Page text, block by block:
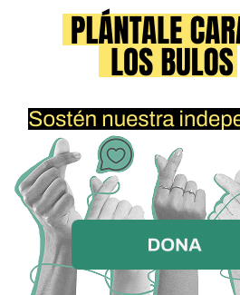
Sánchez llama y dice: “No pueden
aviones! ¡Nuestros aviones!
pilotos… valientes, increíbles
tienen que apagar los motores,
aquello para lo que fueron
Pedro quería proteger a los
protegen a los socialistas. Eso es
entre ellos. Y por cierto, el Líder
supremo, ¿verdad? Ya no tan
perro. Un cobarde total. No estaba
eso… pero es verdad. Está
protegerlo. Intentó cubrirlo. Es una
es. Una vergüenza total y absoluta. Líderes extranjeros… y
no diré quiénes, nunca lo hago…
más importantes del mundo. Gente